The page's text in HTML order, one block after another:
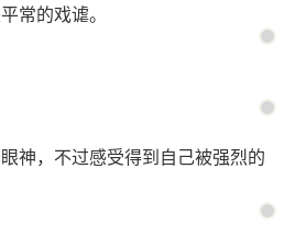
常的戏谑。
神，不过感受得到自己被强烈的